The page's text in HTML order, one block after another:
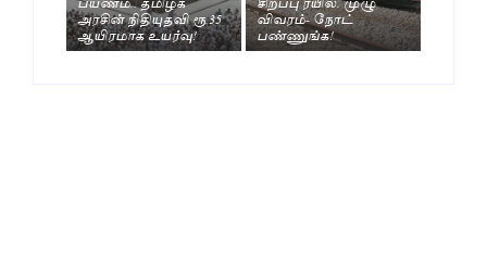
அரசின் நிதியுதவி ரூ.35
ஆயிரமாக உயர்வு!
விவரம்- நோட்
பண்ணுங்க!